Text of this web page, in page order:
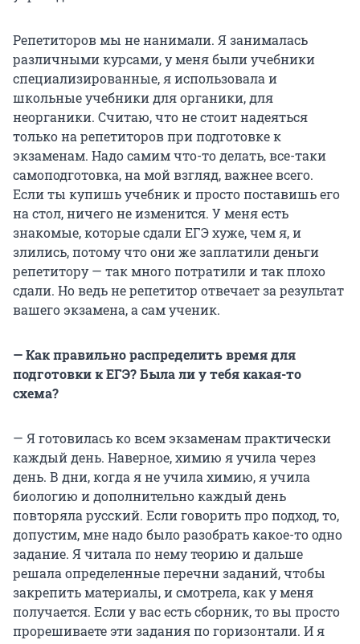
Репетиторов мы не нанимали. Я занималась
различными курсами, у меня были учебники
специализированные, я использовала и
школьные учебники для органики, для
неорганики. Считаю, что не стоит надеяться
только на репетиторов при подготовке к
экзаменам. Надо самим что-то делать, все-таки
самоподготовка, на мой взгляд, важнее всего.
Если ты купишь учебник и просто поставишь его
на стол, ничего не изменится. У меня есть
знакомые, которые сдали ЕГЭ хуже, чем я, и
злились, потому что они же заплатили деньги
репетитору — так много потратили и так плохо
сдали. Но ведь не репетитор отвечает за результат
вашего экзамена, а сам ученик.
— Как правильно распределить время для
подготовки к ЕГЭ? Была ли у тебя какая-то
схема?
— Я готовилась ко всем экзаменам практически
каждый день. Наверное, химию я учила через
день. В дни, когда я не учила химию, я учила
биологию и дополнительно каждый день
повторяла русский. Если говорить про подход, то,
допустим, мне надо было разобрать какое-то одно
задание. Я читала по нему теорию и дальше
решала определенные перечни заданий, чтобы
закрепить материалы, и смотрела, как у меня
получается. Если у вас есть сборник, то вы просто
прорешиваете эти задания по горизонтали. И я